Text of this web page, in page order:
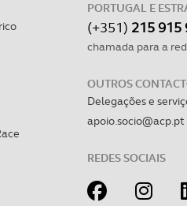
PORTUGAL E
(+351) 215 915
chamada para a
OUTROS
Delegações e
apoio.socio@acp.pt
REDES SOCIAIS